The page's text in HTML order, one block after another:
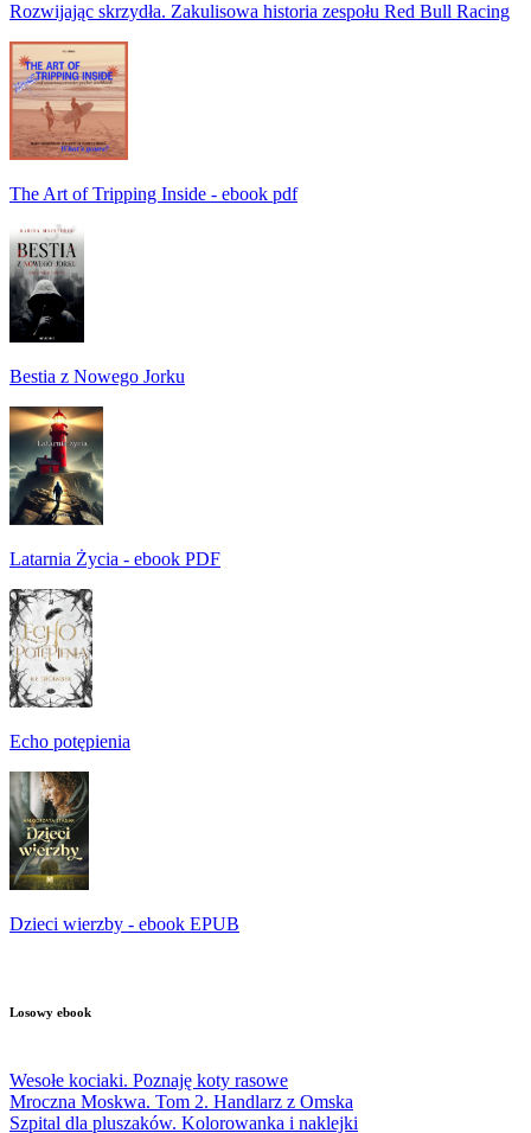
Rozwijając skrzydła. Zakulisowa historia zespołu Red Bull Racing
The Art of Tripping Inside - ebook pdf
Bestia z Nowego Jorku
Latarnia Życia - ebook PDF
Echo potępienia
Dzieci wierzby - ebook EPUB
Losowy ebook
Wesołe kociaki. Poznaję koty rasowe
Mroczna Moskwa. Tom 2. Handlarz z Omska
Szpital dla pluszaków. Kolorowanka i naklejki